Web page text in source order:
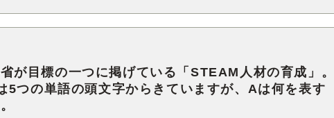
が目標の一つに掲げている「STEAM人材の育成」。
5つの単語の頭文字からきていますが、Aは何を表す